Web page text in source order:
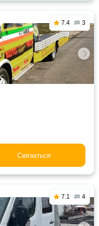
7.4 3
Связаться
7.1 4